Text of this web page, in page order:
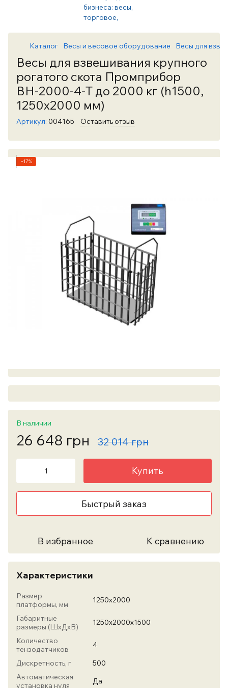
Каталог Весы и весовое оборудование Весы для
Весы для взвешивания крупного
рогатого скота Промприбор
ВН-2000-4-Т до 2000 кг (h1500,
1250х2000 мм)
Артикул: 004165 Оставить отзыв
−17%
В наличии
26 648 грн 32 014 грн
Купить
Быстрый заказ
В избранное К сравнению
Характеристики
Размер
платформы, мм
1250х2000
Габаритные
размеры (ШхДхВ)
1250х2000х1500
Количество
тензодатчиков
4
Дискретность, г
500
Автоматическая
установка нуля
Да